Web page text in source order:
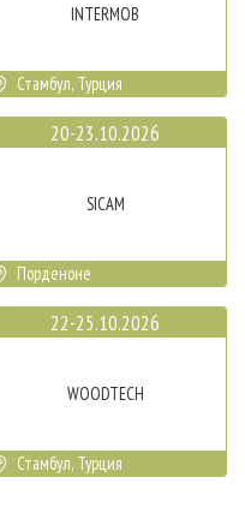
INTERMOB
Стамбул, Турция
20-23.10.2026
SICAM
Порденоне
22-25.10.2026
WOODTECH
Стамбул, Турция